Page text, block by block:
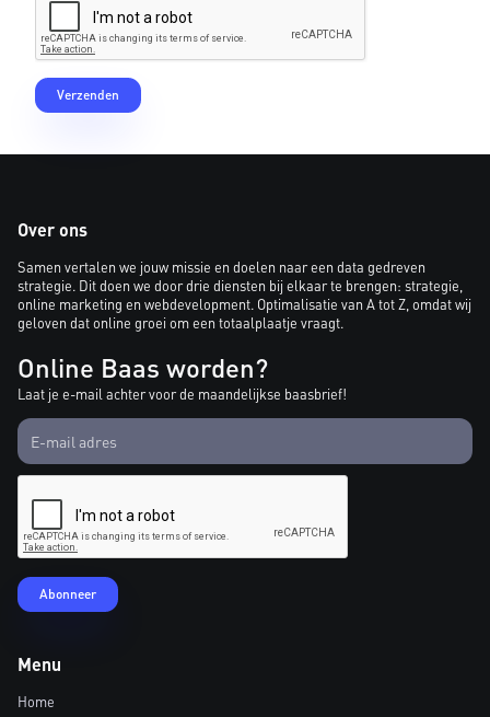
Over ons
Samen vertalen we jouw missie en doelen naar een data gedreven
strategie. Dit doen we door drie diensten bij elkaar te brengen: strategie,
online marketing en webdevelopment. Optimalisatie van A tot Z, omdat wij
geloven dat online groei om een totaalplaatje vraagt.
Online Baas worden?
Laat je e-mail achter voor de maandelijkse baasbrief!
Menu
Home